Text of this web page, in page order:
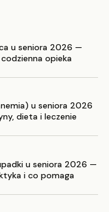
u seniora 2026 —
opieka
u seniora 2026
dieta i leczenie
u seniora 2026 —
i co pomaga